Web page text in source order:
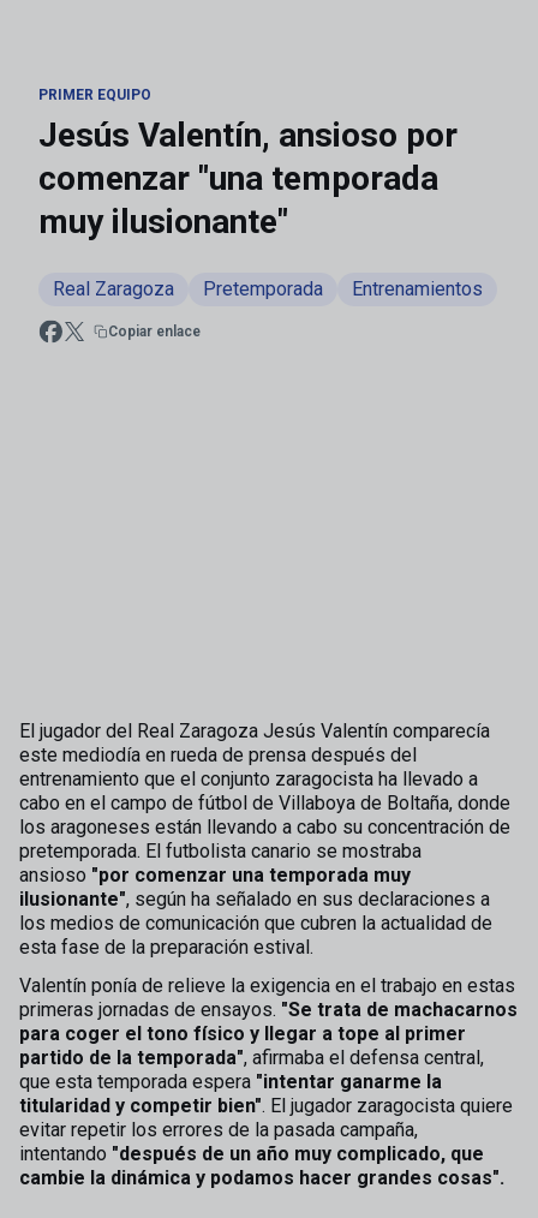
PRIMER EQUIPO
Jesús Valentín, ansioso por
comenzar "una temporada
muy ilusionante"
Real Zaragoza Pretemporada Entrenamientos
Copiar enlace
El jugador del Real Zaragoza Jesús Valentín comparecía
este mediodía en rueda de prensa después del
entrenamiento que el conjunto zaragocista ha llevado a
cabo en el campo de fútbol de Villaboya de Boltaña, donde
los aragoneses están llevando a cabo su concentración de
pretemporada. El futbolista canario se mostraba
ansioso "por comenzar una temporada muy
ilusionante", según ha señalado en sus declaraciones a
los medios de comunicación que cubren la actualidad de
esta fase de la preparación estival.
Valentín ponía de relieve la exigencia en el trabajo en estas
primeras jornadas de ensayos. "Se trata de machacarnos
para coger el tono físico y llegar a tope al primer
partido de la temporada", afirmaba el defensa central,
que esta temporada espera "intentar ganarme la
titularidad y competir bien". El jugador zaragocista quiere
evitar repetir los errores de la pasada campaña,
intentando "después de un año muy complicado, que
cambie la dinámica y podamos hacer grandes cosas".